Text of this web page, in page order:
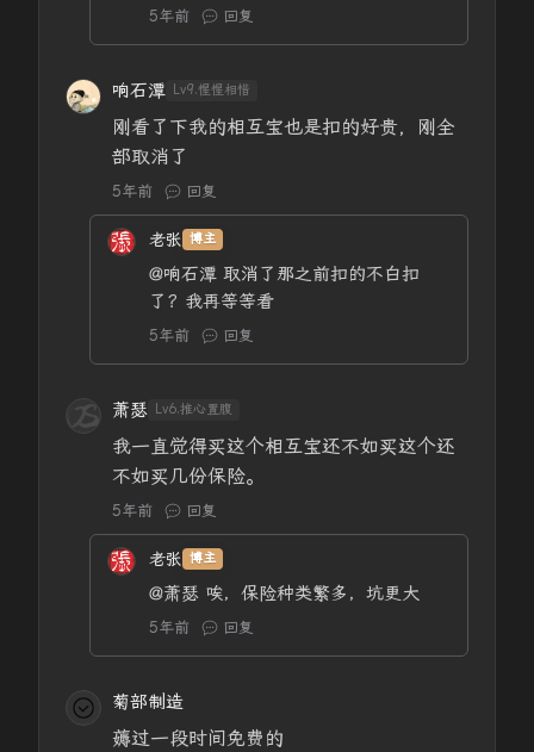
5年前 回复
响石潭 Lv9.惺惺相惜
刚看了下我的相互宝也是扣的好贵，刚全
部取消了
5年前 回复
老张 博主
@响石潭 取消了那之前扣的不白扣
了？我再等等看
5年前 回复
萧瑟 Lv6.推心置腹
我一直觉得买这个相互宝还不如买这个还
不如买几份保险。
5年前 回复
老张 博主
@萧瑟 唉，保险种类繁多，坑更大
5年前 回复
菊部制造
薅过一段时间免费的